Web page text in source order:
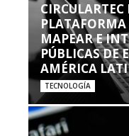
MAPEAR E
PÚBLICAS DE
AMÉRICA
TECNOLOGÍA